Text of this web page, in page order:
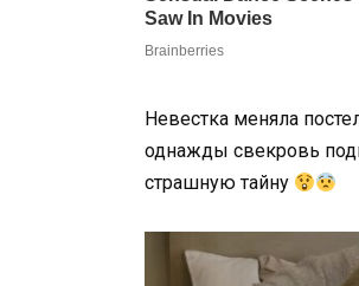
Невестка меняла
однажды свекровь
страшную тайну